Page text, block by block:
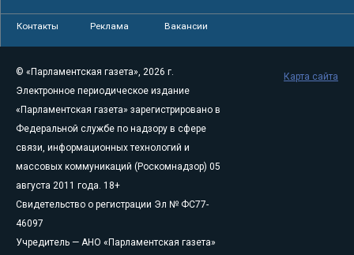
Контакты Реклама Вакансии
© «Парламентская газета», 2026 г.
Электронное периодическое издание
«Парламентская газета» зарегистрировано в
Федеральной службе по надзору в сфере
связи, информационных технологий и
массовых коммуникаций (Роскомнадзор) 05
августа 2011 года. 18+
Свидетельство о регистрации Эл № ФС77-
46097
Учредитель — АНО «Парламентская газета»
Карта сайта